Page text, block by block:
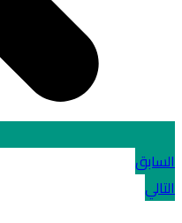
السابق
التالي